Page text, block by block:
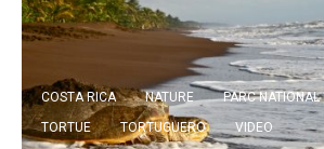
COSTA RICA NATURE PARC NATIONAL
TORTUE
TORTUGUERO VIDEO